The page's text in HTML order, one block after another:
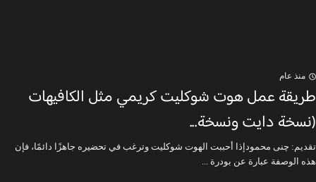
منذ عام
طريقة عمل هوت شوكليت كريمي مثل الكافيهات
(نسخة دايت ونسخة...
تقديم: چنى محمودإذا أحببت الهوت شوكليت وترغب في تحضيره جاهزًا دائمًا، فإن
هذه الوصفة عبارة عن بودرة ...